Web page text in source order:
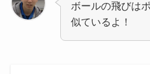
ボールの飛びは
似ているよ！